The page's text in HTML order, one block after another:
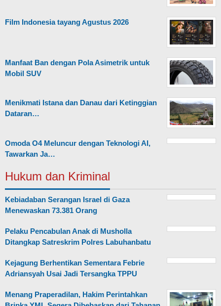
Film Indonesia tayang Agustus 2026
Manfaat Ban dengan Pola Asimetrik untuk
Mobil SUV
Menikmati Istana dan Danau dari Ketinggian
Dataran…
Omoda O4 Meluncur dengan Teknologi AI,
Tawarkan Ja…
Hukum dan Kriminal
Kebiadaban Serangan Israel di Gaza
Menewaskan 73.381 Orang
Pelaku Pencabulan Anak di Musholla
Ditangkap Satreskrim Polres Labuhanbatu
Kejagung Berhentikan Sementara Febrie
Adriansyah Usai Jadi Tersangka TPPU
Menang Praperadilan, Hakim Perintahkan